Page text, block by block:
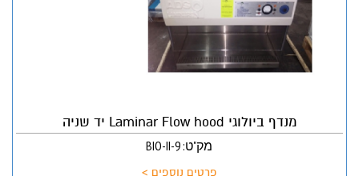
מנדף ביולוגי Laminar Flow hood יד שניה
מק"ט: BIO-II-9
פרטים נוספים >